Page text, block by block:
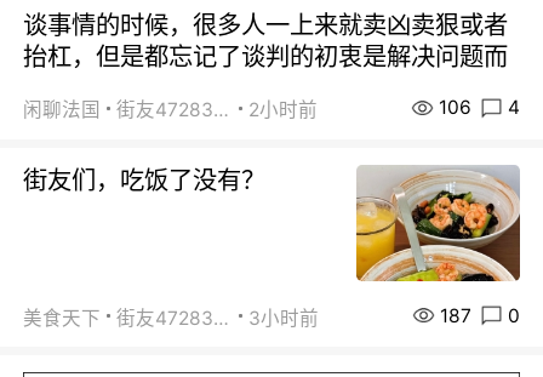
谈事情的时候，很多人一上来就卖凶卖狠或者
抬杠，但是都忘记了谈判的初衷是解决问题而
闲聊法国 街友472838572 2小时前 106 4
街友们，吃饭了没有？
美食天下 街友472838572 3小时前 187 0